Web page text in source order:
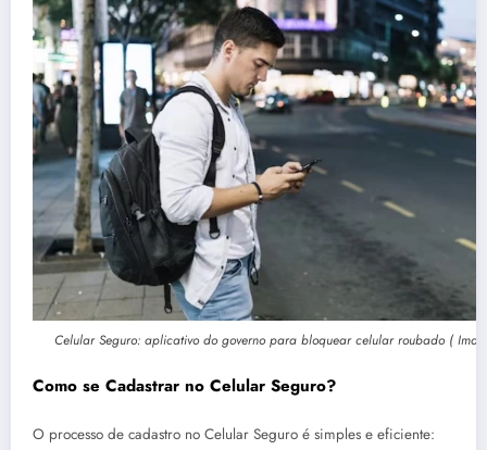
Celular Seguro: aplicativo do governo para bloquear celular roubado (
Como se Cadastrar no Celular Seguro?
O processo de cadastro no Celular Seguro é simples e eficiente: